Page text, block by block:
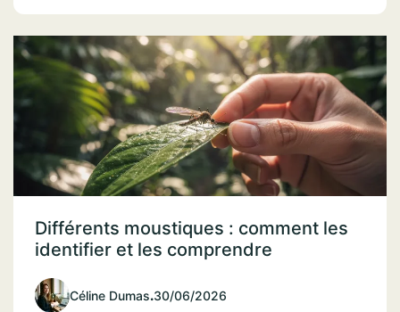
Différents moustiques : comment les
identifier et les comprendre
Céline Dumas.30/06/2026